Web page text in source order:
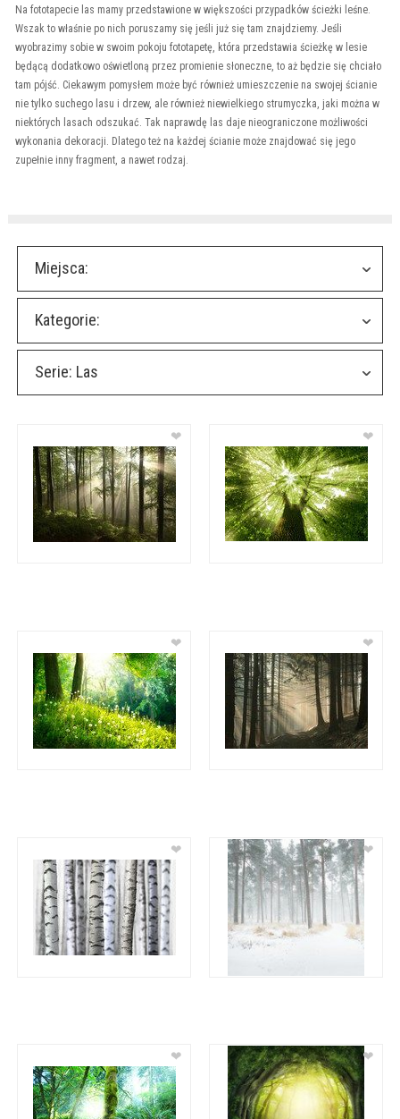
Na fototapecie las mamy przedstawione w większości przypadków ścieżki leśne.
Wszak to właśnie po nich poruszamy się jeśli już się tam znajdziemy. Jeśli
wyobrazimy sobie w swoim pokoju fototapetę, która przedstawia ścieżkę w lesie
będącą dodatkowo oświetloną przez promienie słoneczne, to aż będzie się chciało
tam pójść. Ciekawym pomysłem może być również umieszczenie na swojej ścianie
nie tylko suchego lasu i drzew, ale również niewielkiego strumyczka, jaki można w
niektórych lasach odszukać. Tak naprawdę las daje nieograniczone możliwości
wykonania dekoracji. Dlatego też na każdej ścianie może znajdować się jego
zupełnie inny fragment, a nawet rodzaj.
Miejsca:
Kategorie:
Serie: Las
❤ ❤
❤ ❤
❤ ❤
❤ ❤